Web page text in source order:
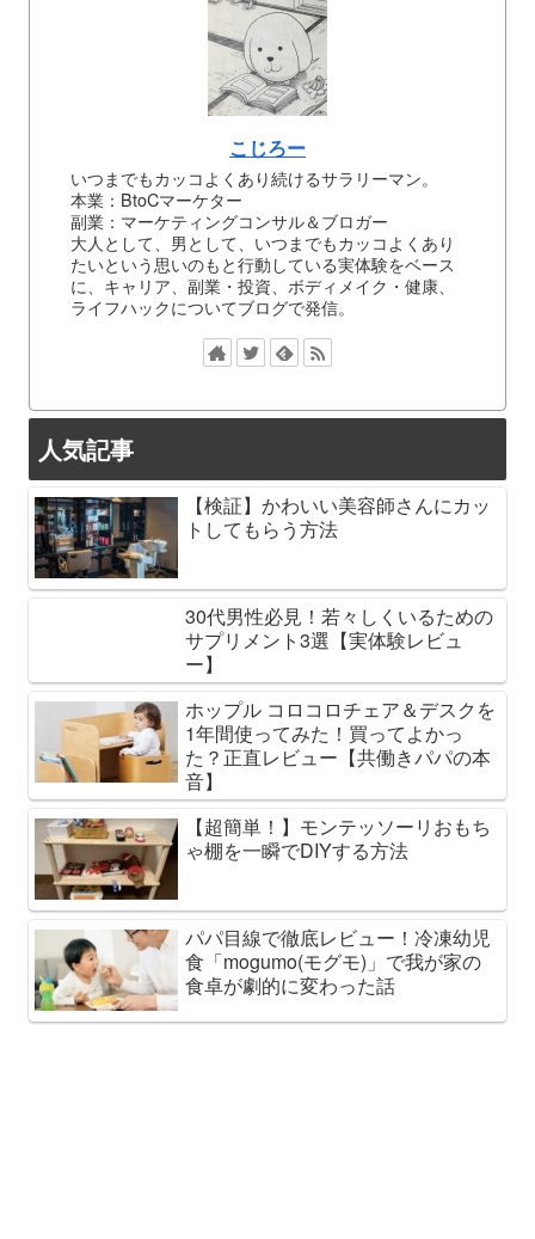
こじろー
いつまでもカッコよくあり続けるサラリーマン。
本業：BtoCマーケター
副業：マーケティングコンサル＆ブロガー
大人として、男として、いつまでもカッコよくあり
たいという思いのもと行動している実体験をベース
に、キャリア、副業・投資、ボディメイク・健康、
ライフハックについてブログで発信。
人気記事
【検証】かわいい美容師さんにカッ
トしてもらう方法
30代男性必見！若々しくいるための
サプリメント3選【実体験レビュ
ー】
ホップル コロコロチェア＆デスクを
1年間使ってみた！買ってよかっ
た？正直レビュー【共働きパパの本
音】
【超簡単！】モンテッソーリおもち
ゃ棚を一瞬でDIYする方法
パパ目線で徹底レビュー！冷凍幼児
食「mogumo(モグモ)」で我が家の
食卓が劇的に変わった話